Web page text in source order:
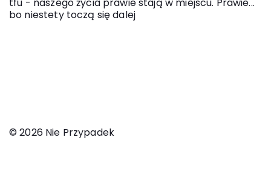
bo niestety toczą się dalej
© 2026 Nie Przypadek